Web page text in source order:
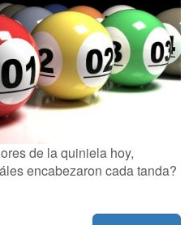
de la quiniela hoy,
encabezaron cada tanda?